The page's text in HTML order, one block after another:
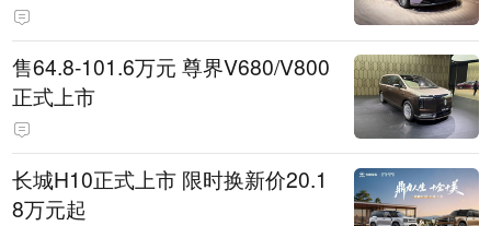
售64.8-101.6万元 尊界V680/V800
正式上市
长城H10正式上市 限时换新价20.1
8万元起